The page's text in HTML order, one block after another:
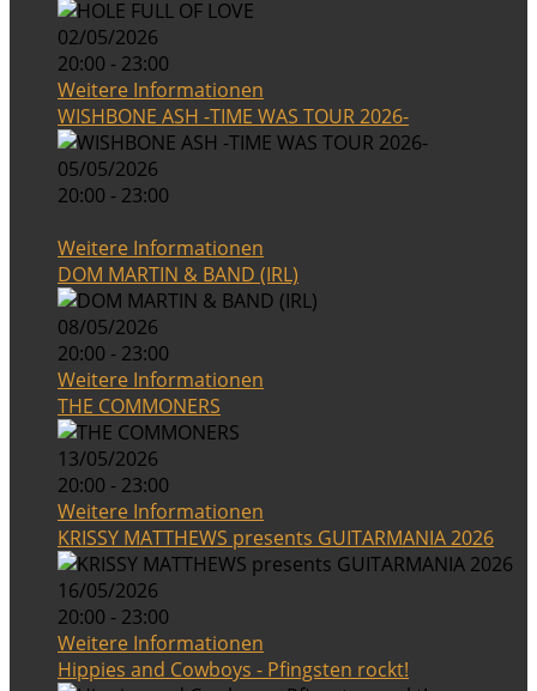
02/05/2026
20:00 - 23:00
Weitere Informationen
WISHBONE ASH -TIME WAS TOUR 2026-
05/05/2026
20:00 - 23:00
Weitere Informationen
DOM MARTIN & BAND (IRL)
08/05/2026
20:00 - 23:00
Weitere Informationen
THE COMMONERS
13/05/2026
20:00 - 23:00
Weitere Informationen
KRISSY MATTHEWS presents GUITARMANIA 2026
16/05/2026
20:00 - 23:00
Weitere Informationen
Hippies and Cowboys - Pfingsten rockt!